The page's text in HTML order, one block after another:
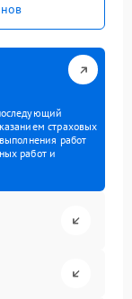
страховых
работ
работ и